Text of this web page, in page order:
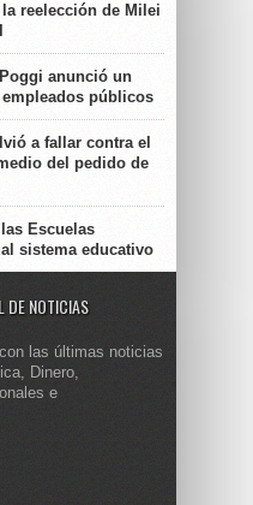
reelección de Milei
anunció un
públicos
a fallar contra el
del pedido de
Escuelas
sistema educativo
DE NOTICIAS
las últimas noticias
Dinero,
e